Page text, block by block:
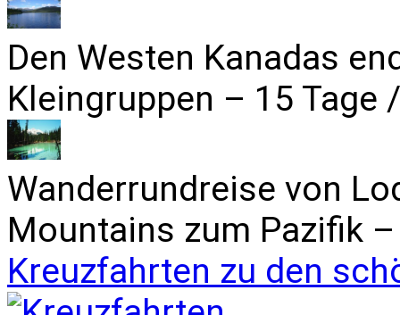
Den Westen Kanadas
Kleingruppen – 15 Tage
Wanderrundreise von
Mountains zum Pazifik
Kreuzfahrten zu den